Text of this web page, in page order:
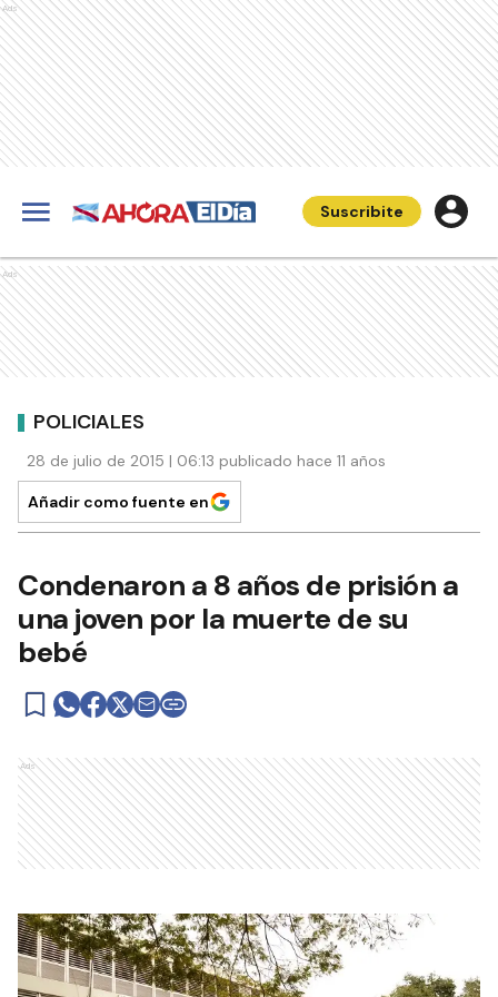
Ads
Suscribite
Ads
POLICIALES
28 de julio de 2015 | 06:13 publicado hace 11 años
Añadir como fuente en
Condenaron a 8 años de prisión a
una joven por la muerte de su
bebé
Ads